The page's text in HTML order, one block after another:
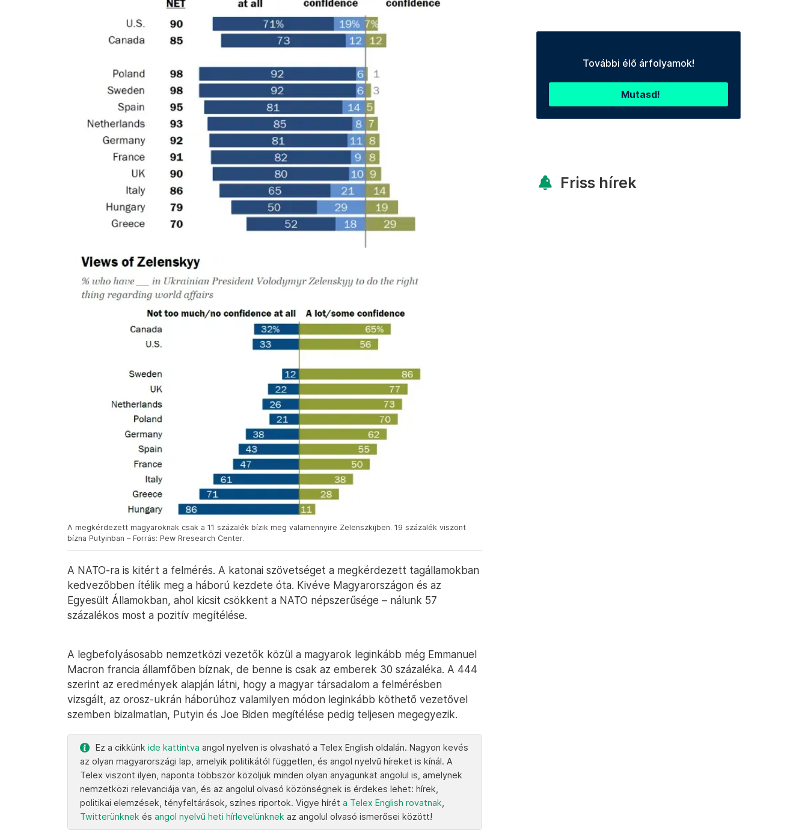
A megkérdezett magyaroknak csak a 11 százalék bízik meg valamennyire Zelenszkijben. 19 százalék viszont
bízna Putyinban – Forrás: Pew Rresearch Center.
A NATO-ra is kitért a felmérés. A katonai szövetséget a megkérdezett tagállamokban
kedvezőbben ítélik meg a háború kezdete óta. Kivéve Magyarországon és az
Egyesült Államokban, ahol kicsit csökkent a NATO népszerűsége – nálunk 57
százalékos most a pozitív megítélése.
A legbefolyásosabb nemzetközi vezetők közül a magyarok leginkább még Emmanuel
Macron francia államfőben bíznak, de benne is csak az emberek 30 százaléka. A 444
szerint az eredmények alapján látni, hogy a magyar társadalom a felmérésben
vizsgált, az orosz-ukrán háborúhoz valamilyen módon leginkább köthető vezetővel
szemben bizalmatlan, Putyin és Joe Biden megítélése pedig teljesen megegyezik.
Ez a cikkünk ide kattintva angol nyelven is olvasható a Telex English oldalán. Nagyon kevés
az olyan magyarországi lap, amelyik politikától független, és angol nyelvű híreket is kínál. A
Telex viszont ilyen, naponta többször közöljük minden olyan anyagunkat angolul is, amelynek
nemzetközi relevanciája van, és az angolul olvasó közönségnek is érdekes lehet: hírek,
politikai elemzések, tényfeltárások, színes riportok. Vigye hírét a Telex English rovatnak
Twitterünknek és angol nyelvű heti hírlevelünknek az angolul olvasó ismerősei között!
További élő árfolyamok!
Mutasd!
Friss hírek